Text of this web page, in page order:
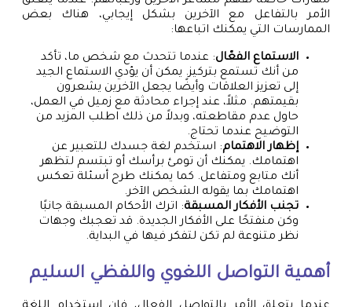
الأمر بالتفاعل مع الآخرين بشكل إيجابي، هناك بعض
الممارسات التي يمكنك اتباعها:
الاستماع الفعّال: عندما تتحدث مع شخص ما، تأكد
من أنك تستمع بتركيز. يمكن أن يؤدي الاستماع الجيد
إلى تعزيز العلاقات وأيضًا يجعل الآخرين يشعرون
بقيمتهم. مثلاً، عند إجراء محادثة مع زميل في العمل،
حاول عدم مقاطعته، وبدلاً من ذلك اطلب المزيد من
التوضيح عندما تحتاج.
إظهار الاهتمام: استخدم لغة جسدك للتعبير عن
اهتمامك. يمكنك أن تومئ برأسك أو تبتسم لتظهر
أنك متابع ومتفاعل. كما يمكنك طرح أسئلة تعكس
اهتمامك بما يقوله الشخص الآخر.
تجنب الأفكار المسبقة: اترك الأحكام المسبقة جانبًا
وكن منفتحًا على الأفكار الجديدة. قد تعجبك وجهات
نظر متنوعة لم تكن لتفكر فيها في البداية.
أهمية التواصل اللغوي واللفظي السليم